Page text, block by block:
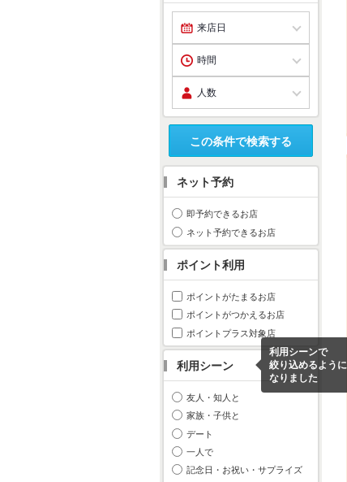
この条件で検索する
ネット予約
即予約できるお店
ネット予約できるお店
ポイント利用
ポイントがたまるお店
ポイントがつかえるお店
ポイントプラス対象店
利用シーン
利用シーンで
絞り込めるように
なりました
友人・知人と
家族・子供と
デート
一人で
記念日・お祝い・サプライズ